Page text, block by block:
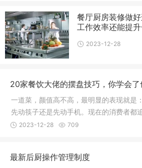
餐厅厨房装修做
工作效率还能提升
2023-12-28
20家餐饮大佬的摆盘技巧，你学会了
一道菜，颜值高不高，最明显的表现就是
先动筷子还是先动手机。现在的消费者都
多的餐厅
2023-12-28 709
最新后厨操作管理制度